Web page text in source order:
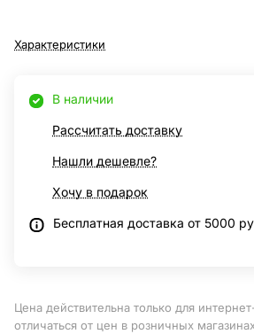
Характеристики
В наличии
Рассчитать доставку
Нашли дешевле?
Хочу в подарок
Бесплатная доставка от 5000
Цена действительна только для
отличаться от цен в розничных